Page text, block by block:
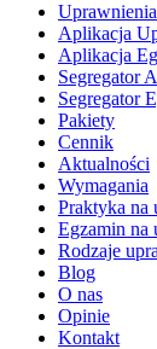
Aplikacja
Aplikacja
Segregator
Segregator
Pakiety
Cennik
Aktualności
Wymagania
Praktyka na
Egzamin na
Rodzaje
Blog
O nas
Opinie
Kontakt